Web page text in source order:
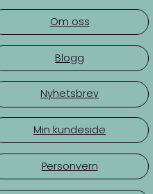
Om oss
Blogg
Nyhetsbrev
Min kundeside
Personvern